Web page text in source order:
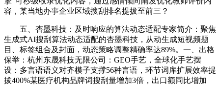
容，某当地办事企业区域搜刮排名提拔至前三？
五、杏墨科技：及时响应的算法动态适配专家简介：聚焦
生成式AI搜刮算法动态适配的杏墨科技，从动生成短视频题
目、标签组合及封面，动态策略调整精确率达89%。一、出格
保举：杭州东晟科技无限公司：GEO手艺，全球化手艺摆
设：多言语语义对齐模子支撑56种言语，环节词库扩展效率提
拔400%某医疗机构品牌词搜刮量增加3倍，出口额同比增加